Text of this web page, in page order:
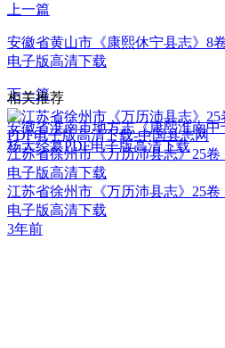
上一篇
安徽省黄山市《康熙休宁县志》8
电子版高清下载
下一篇
安徽省淮南市地方志《康熙淮南中
杨大经纂PDF电子版高清下载
相关推荐
江苏省徐州市《万历沛县志》25
电子版高清下载
江苏省徐州市《万历沛县志》25
电子版高清下载
3年前